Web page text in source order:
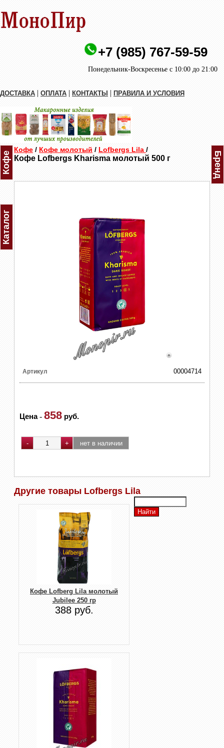
+7 (985) 767-59-59
Понедельник-Воскресенье с 10:00 до 21:00
ДОСТАВКА | ОПЛАТА | КОНТАКТЫ | ПРАВИЛА И УСЛОВИЯ
Кофе
Каталог
Кофе / Кофе молотый / Lofbergs Lila /
Кофе Lofbergs Kharisma молотый 500 г
Артикул 00004714
Цена- 858 руб.
Другие товары Lofbergs Lila
Кофе Lofberg Lila молотый
Jubilee 250 гр
388 руб.
Бренд